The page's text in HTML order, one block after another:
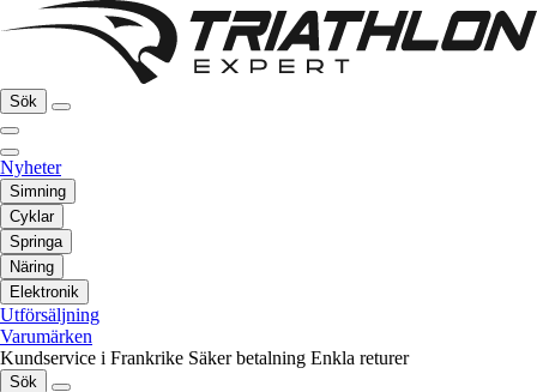
Sök
Nyheter
Simning
Cyklar
Springa
Näring
Elektronik
Utförsäljning
Varumärken
Kundservice i Frankrike Säker betalning Enkla returer
Sök